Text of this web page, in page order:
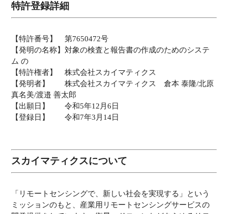
特許登録詳細
【特許番号】 第7650472号
【発明の名称】対象の検査と報告書の作成のためのシステ
ム の
【特許権者】 株式会社スカイマティクス
【発明者】 株式会社スカイマティクス 倉本 泰隆/北原
真名美/渡邉 善太郎
【出願日】 令和5年12月6日
【登録日】 令和7年3月14日
スカイマティクスについて
「リモートセンシングで、新しい社会を実現する」という
ミッションのもと、産業用リモートセンシングサービスの